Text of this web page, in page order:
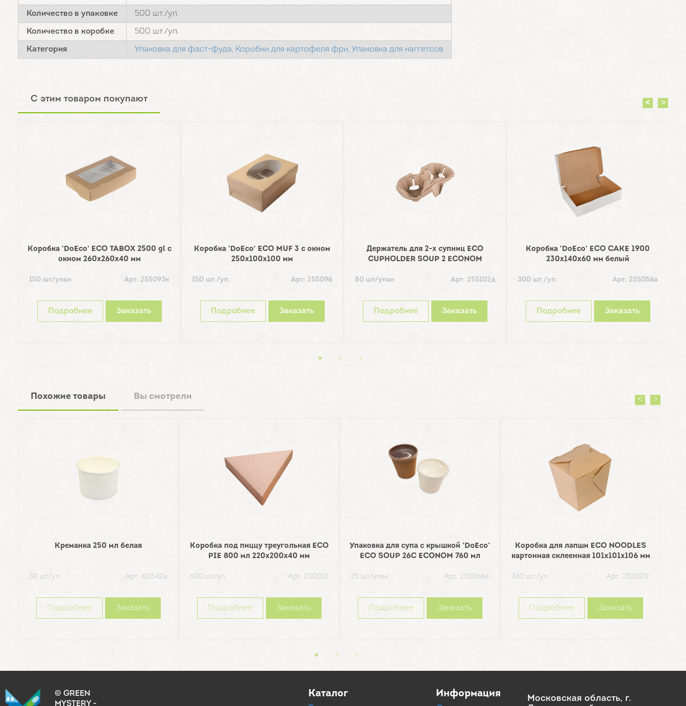
Количество в упаковке 500 шт./уп.
Количество в коробке 500 шт./уп.
Категория Упаковка для фаст-фуда, Коробки для картофеля фри, Упаковка для наггетсов
С этим товаром покупают
Коробка 'DoEco' ECO TABOX 2500 gl с
окном 260х260х40 мм
150 шт/упак Арт: 255093к
Подробнее Заказать
Коробка 'DoEco' ECO MUF 3 с окном
250х100х100 мм
150 шт./уп. Арт: 255096
Подробнее Заказать
Держатель для 2-х супниц ECO
CUPHOLDER SOUP 2 ECONOM
80 шт/упак Арт: 255102д
Подробнее Заказать
Коробка 'DoEco' ECO CAKE 1900
230х140х60 мм белый
300 шт./уп Арт: 255056а
Подробнее Заказать
Похожие товары Вы смотрели
Креманка 250 мл белая
50 шт/уп Арт: 411542а
Подробнее Заказать
Коробка под пиццу треугольная ECO
PIE 800 мл 220х200х40 мм
600 шт/уп Арт: 250012
Подробнее Заказать
Упаковка для супа с крышкой 'DoEco'
ECO SOUP 26C ECONOM 760 мл
25 шт/упак Арт: 255066е
Подробнее Заказать
Коробка для лапши ECO NOODLES
картонная склеенная 101х101х106 мм
360 шт./уп. Арт: 252027г
Подробнее Заказать
© GREEN
MYSTERY -
Каталог Информация
Московская область, г.